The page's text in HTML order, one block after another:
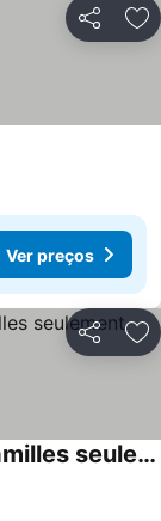
Partilhar
Ver preços
Partilhar
Chalet Haut standing pour les familles seulement